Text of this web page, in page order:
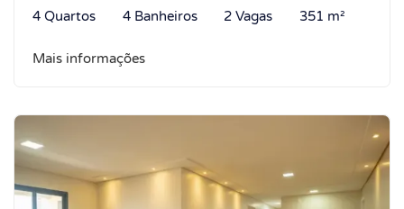
4 Quartos 4 Banheiros 2 Vagas 351 m²
Mais informações